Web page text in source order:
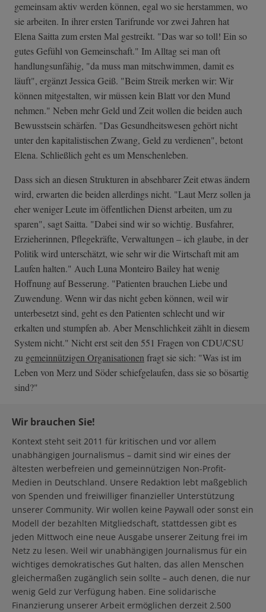
gemeinsam aktiv werden können, egal wo sie herstammen, wo
sie arbeiten. In ihrer ersten Tarifrunde vor zwei Jahren hat
Elena Saitta zum ersten Mal gestreikt. "Das war so toll! Ein so
gutes Gefühl von Gemeinschaft." Im Alltag sei man oft
handlungsunfähig, "da muss man mitschwimmen, damit es
läuft", ergänzt Jessica Geiß. "Beim Streik merken wir: Wir
können mitgestalten, wir müssen kein Blatt vor den Mund
nehmen." Neben mehr Geld und Zeit wollen die beiden auch
Bewusstsein schärfen. "Das Gesundheitswesen gehört nicht
unter den kapitalistischen Zwang, Geld zu verdienen", betont
Elena. Schließlich geht es um Menschenleben.
Dass sich an diesen Strukturen in absehbarer Zeit etwas ändern
wird, erwarten die beiden allerdings nicht. "Laut Merz sollen ja
eher weniger Leute im öffentlichen Dienst arbeiten, um zu
sparen", sagt Saitta. "Dabei sind wir so wichtig. Busfahrer,
Erzieherinnen, Pflegekräfte, Verwaltungen – ich glaube, in der
Politik wird unterschätzt, wie sehr wir die Wirtschaft mit am
Laufen halten." Auch Luna Monteiro Bailey hat wenig
Hoffnung auf Besserung. "Patienten brauchen Liebe und
Zuwendung. Wenn wir das nicht geben können, weil wir
unterbesetzt sind, geht es den Patienten schlecht und wir
erkalten und stumpfen ab. Aber Menschlichkeit zählt in diesem
System nicht." Nicht erst seit den 551 Fragen von CDU/CSU
zu gemeinnützigen Organisationenfragt sie sich: "Was ist im
Leben von Merz und Söder schiefgelaufen, dass sie so bösartig
sind?"
Wir brauchen Sie!
Kontext steht seit 2011 für kritischen und vor allem
unabhängigen Journalismus – damit sind wir eines der
ältesten werbefreien und gemeinnützigen Non-Profit-
Medien in Deutschland. Unsere Redaktion lebt maßgeblich
von Spenden und freiwilliger finanzieller Unterstützung
unserer Community. Wir wollen keine Paywall oder sonst ein
Modell der bezahlten Mitgliedschaft, stattdessen gibt es
jeden Mittwoch eine neue Ausgabe unserer Zeitung frei im
Netz zu lesen. Weil wir unabhängigen Journalismus für ein
wichtiges demokratisches Gut halten, das allen Menschen
gleichermaßen zugänglich sein sollte – auch denen, die nur
wenig Geld zur Verfügung haben. Eine solidarische
Finanzierung unserer Arbeit ermöglichen derzeit 2.500